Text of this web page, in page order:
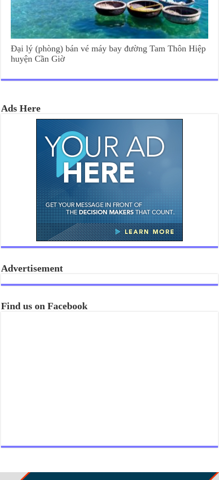
Đại lý (phòng) bán vé máy bay đường Tam Thôn Hiệp
huyện Cần Giờ
Ads Here
Advertisement
Find us on Facebook